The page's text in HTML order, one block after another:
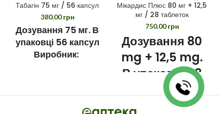
Табагін 75 мг / 56 капсул
380.00грн
Дозування 75 мг. В
упаковці 56 капсул
Виробник:
Мікардис Плюс 80 мг + 12,5
мг / 28 таблеток
750.00грн
Дозування 80
mg + 12,5 mg.
В упаковці 28
шт. Виробник
Boehringer